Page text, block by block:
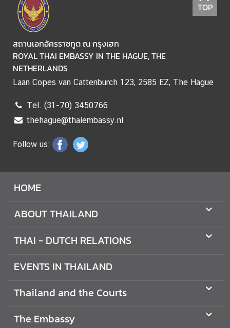
O
F
O
R
T
R
A
E
L
E
S
E
A
I
A
TOP
สถานเอกอัครราชทูต ณ กรุงเฮก
ROYAL THAI EMBASSY IN THE HAGUE, THE
NETHERLANDS
Laan Copes van Cattenburch 123, 2585 EZ, The Hague
Tel. (31-70) 3450766
thehague@thaiembassy.nl
Follow us:
HOME
ABOUT THAILAND
THAI - DUTCH RELATIONS
EVENTS IN THAILAND
Thailand and the Courts
The Embassy